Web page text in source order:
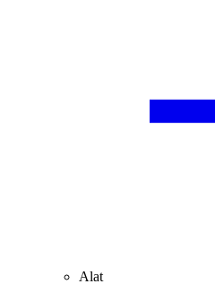
Alat